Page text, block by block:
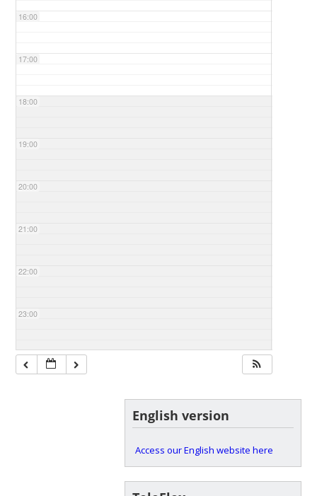
16:00
17:00
18:00
19:00
20:00
21:00
22:00
23:00
English version
Access our English website here